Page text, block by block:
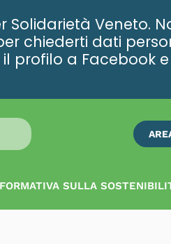
Veneto.
chiederti dati
profilo a Facebook
SULLA